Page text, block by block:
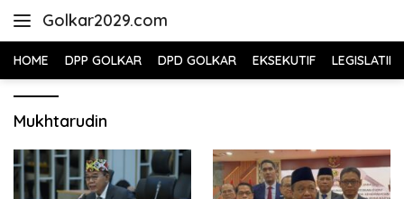
Golkar2029.com
HOME DPP GOLKAR DPD GOLKAR EKSEKUTIF LEGISLATIF
Mukhtarudin